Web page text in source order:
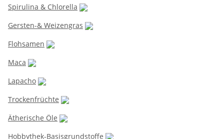
Spirulina & Chlorella
Gersten-& Weizengras
Flohsamen
Maca
Lapacho
Trockenfrüchte
Ätherische Öle
Hobbythek-Basisgrundstoffe